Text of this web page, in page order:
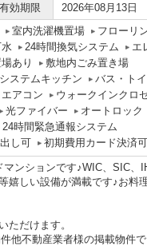
効期限 2026年08月13日
室内洗濯機置場
フローリ
24時間換気システム
エ
あり
敷地内ごみ置き場
システムキッチン
バス・ト
エアコン
ウォークインクロ
光ファイバー
オートロック
24時間緊急通報システム
し可 初期費用カード決済可
ンションです♪WIC、SIC、
嬉しい設備が満載です♪お料
ただけます。
他不動産業者様の掲載物件